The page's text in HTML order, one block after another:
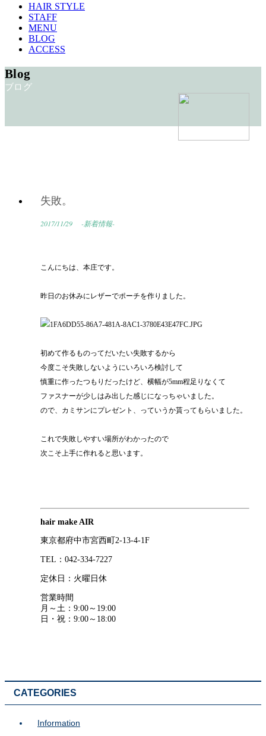
HAIR STYLE
STAFF
MENU
BLOG
ACCESS
Blog
ブログ
失敗。
2017/11/29 -新着情報-
こんにちは、本庄です。
昨日のお休みにレザーでポーチを作りました。
初めて作るものってだいたい失敗するから
今度こそ失敗しないようにいろいろ検討して
慎重に作ったつもりだったけど、横幅が5mm程足りなくて
ファスナーが少しはみ出した感じになっちゃいました。
ので、カミサンにプレゼント、っていうか貰ってもらいました。
これで失敗しやすい場所がわかったので
次こそ上手に作れると思います。
hair make AIR
東京都府中市宮西町2-13-4-1F
TEL：042-334-7227
定休日：火曜日休
営業時間
月～土：9:00～19:00
日・祝：9:00～18:00
CATEGORIES
Information